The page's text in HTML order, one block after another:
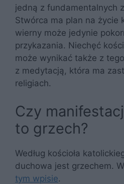
jedną z fundamentalnych
Stwórca ma plan na życie
wierny może jedynie
przykazania. Niechęć
może wynikać także z
z medytacją, która ma
religiach.
Czy
to grzech?
Według kościoła
duchowa jest grzechem.
tym wpisie.